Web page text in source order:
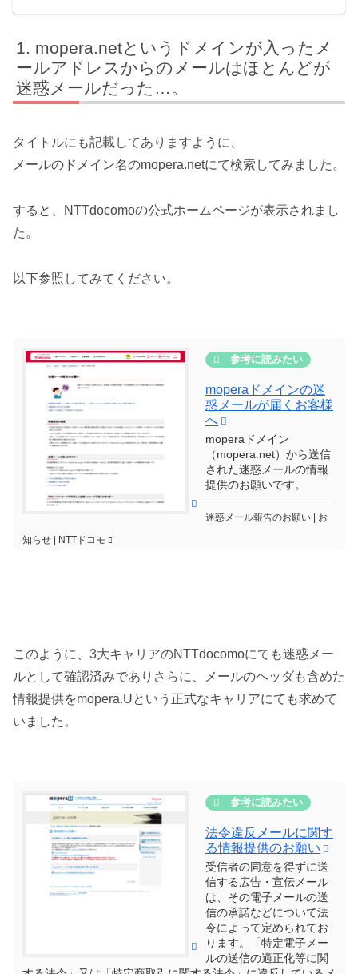
mopera.netというドメインが入ったメ
ールアドレスからのメールはほとんどが
迷惑メールだった…。
タイトルにも記載してありますように、
メールのドメイン名のmopera.netにて検索してみました。
すると、NTTdocomoの公式ホームページが表示されまし
た。
以下参照してみてください。
moperaドメインの迷
惑メールが届くお客様
へ
moperaドメイン
（mopera.net）から送信
された迷惑メールの情報
提供のお願いです。
迷惑メール報告のお願い | お
知らせ | NTTドコモ
このように、3大キャリアのNTTdocomoにても迷惑メー
ルとして確認済みでありさらに、メールのヘッダも含めた
情報提供をmopera.Uという正式なキャリアにても求めて
いました。
法令違反メールに関す
る情報提供のお願い
受信者の同意を得ずに送
信する広告・宣伝メール
は、その電子メールの送
信の承諾などについて法
令によって定められてお
ります。「特定電子メー
ルの送信の適正化等に関